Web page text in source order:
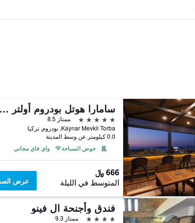
سامارا هوتل بودروم أولتر سشر امل جميع كلسدفت
5 نجوم
ممتاز 8.5
Kaynar Mevkii Torba, بودروم, تركيا
0.0 كيلومتر عن وسط المدينة
حوض السباحة
واي فاي مجاني
666 ﷼
المتوسط في الليلة عرض
فندق وأجنحة ال فينو
4 نجوم ممتاز 9.3